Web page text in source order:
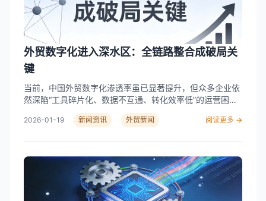
发放量 (2025.8) 827笔 +38.8% (vs 2024.8) 平均按揭金
额 366万卢布 +41.9% (vs 2024.8) 居民实际可支配收入
(2025 Q2) — +7.0% (同比) 全俄投资吸引力排名 第5名 较
去年上升5位 🤝 中俄合作案例（已经在发生） 🏗️ 展出范围
✨ 展会核心优势 💰 参展费用 ⚠️ 2025年展会已吸引超100
家企业，展位剩余不足40%，建议尽早预订。…
外贸数字化进入深水区：全链路整合成破局关
键
当前，中国外贸数字化渗透率虽已显著提升，但众多企业依
然深陷“工具碎片化、数据不互通、转化效率低”的运营困
局。据行业调研，超过六成企业面临数据孤岛问题，近半数
企业每月无效询盘占比过半。在全球采购日益依赖数字化渠
链路解决方案。 市场趋势：从“点状应用”到“一体化赋能” 随
着全球贸易线上化进程加速，外贸企业的竞争已从单一的产
品或价格优势，转向供应链效率与客户响应能力的综合比
拼。碎片化的工具堆砌不仅增加管理成本，更导致客户信息
2026-01-19 新闻资讯 外贸新闻 阅读更多 →